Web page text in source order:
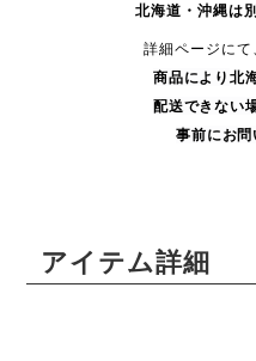
北海道・沖縄は
詳細ページにて
商品により 北
配送できない
事前にお
アイテム詳細